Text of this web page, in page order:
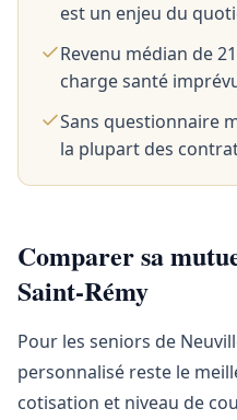
est un enjeu du
Revenu médian de
charge santé
Sans questionnaire
la plupart des
Comparer sa
Saint-Rémy
Pour les seniors de
personnalisé reste le
cotisation et niveau de